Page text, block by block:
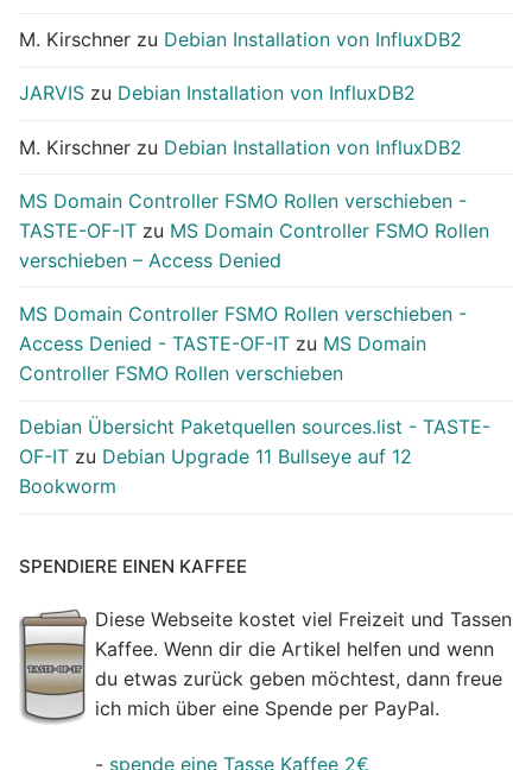
M. Kirschner zu Debian Installation von InfluxDB2
JARVIS zu Debian Installation von InfluxDB2
M. Kirschner zu Debian Installation von InfluxDB2
MS Domain Controller FSMO Rollen verschieben -
TASTE-OF-IT zu MS Domain Controller FSMO Rollen
verschieben – Access Denied
MS Domain Controller FSMO Rollen verschieben -
Access Denied - TASTE-OF-IT zu MS Domain
Controller FSMO Rollen verschieben
Debian Übersicht Paketquellen sources.list - TASTE-
OF-IT zu Debian Upgrade 11 Bullseye auf 12
Bookworm
SPENDIERE EINEN KAFFEE
Diese Webseite kostet viel Freizeit und Tassen
Kaffee. Wenn dir die Artikel helfen und wenn
du etwas zurück geben möchtest, dann freue
ich mich über eine Spende per PayPal.
- spende eine Tasse Kaffee 2€